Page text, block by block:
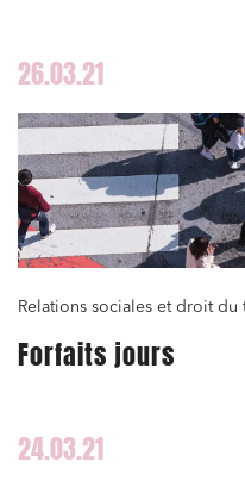
26.03.21
Relations sociales et droit du
Forfaits jours
24.03.21